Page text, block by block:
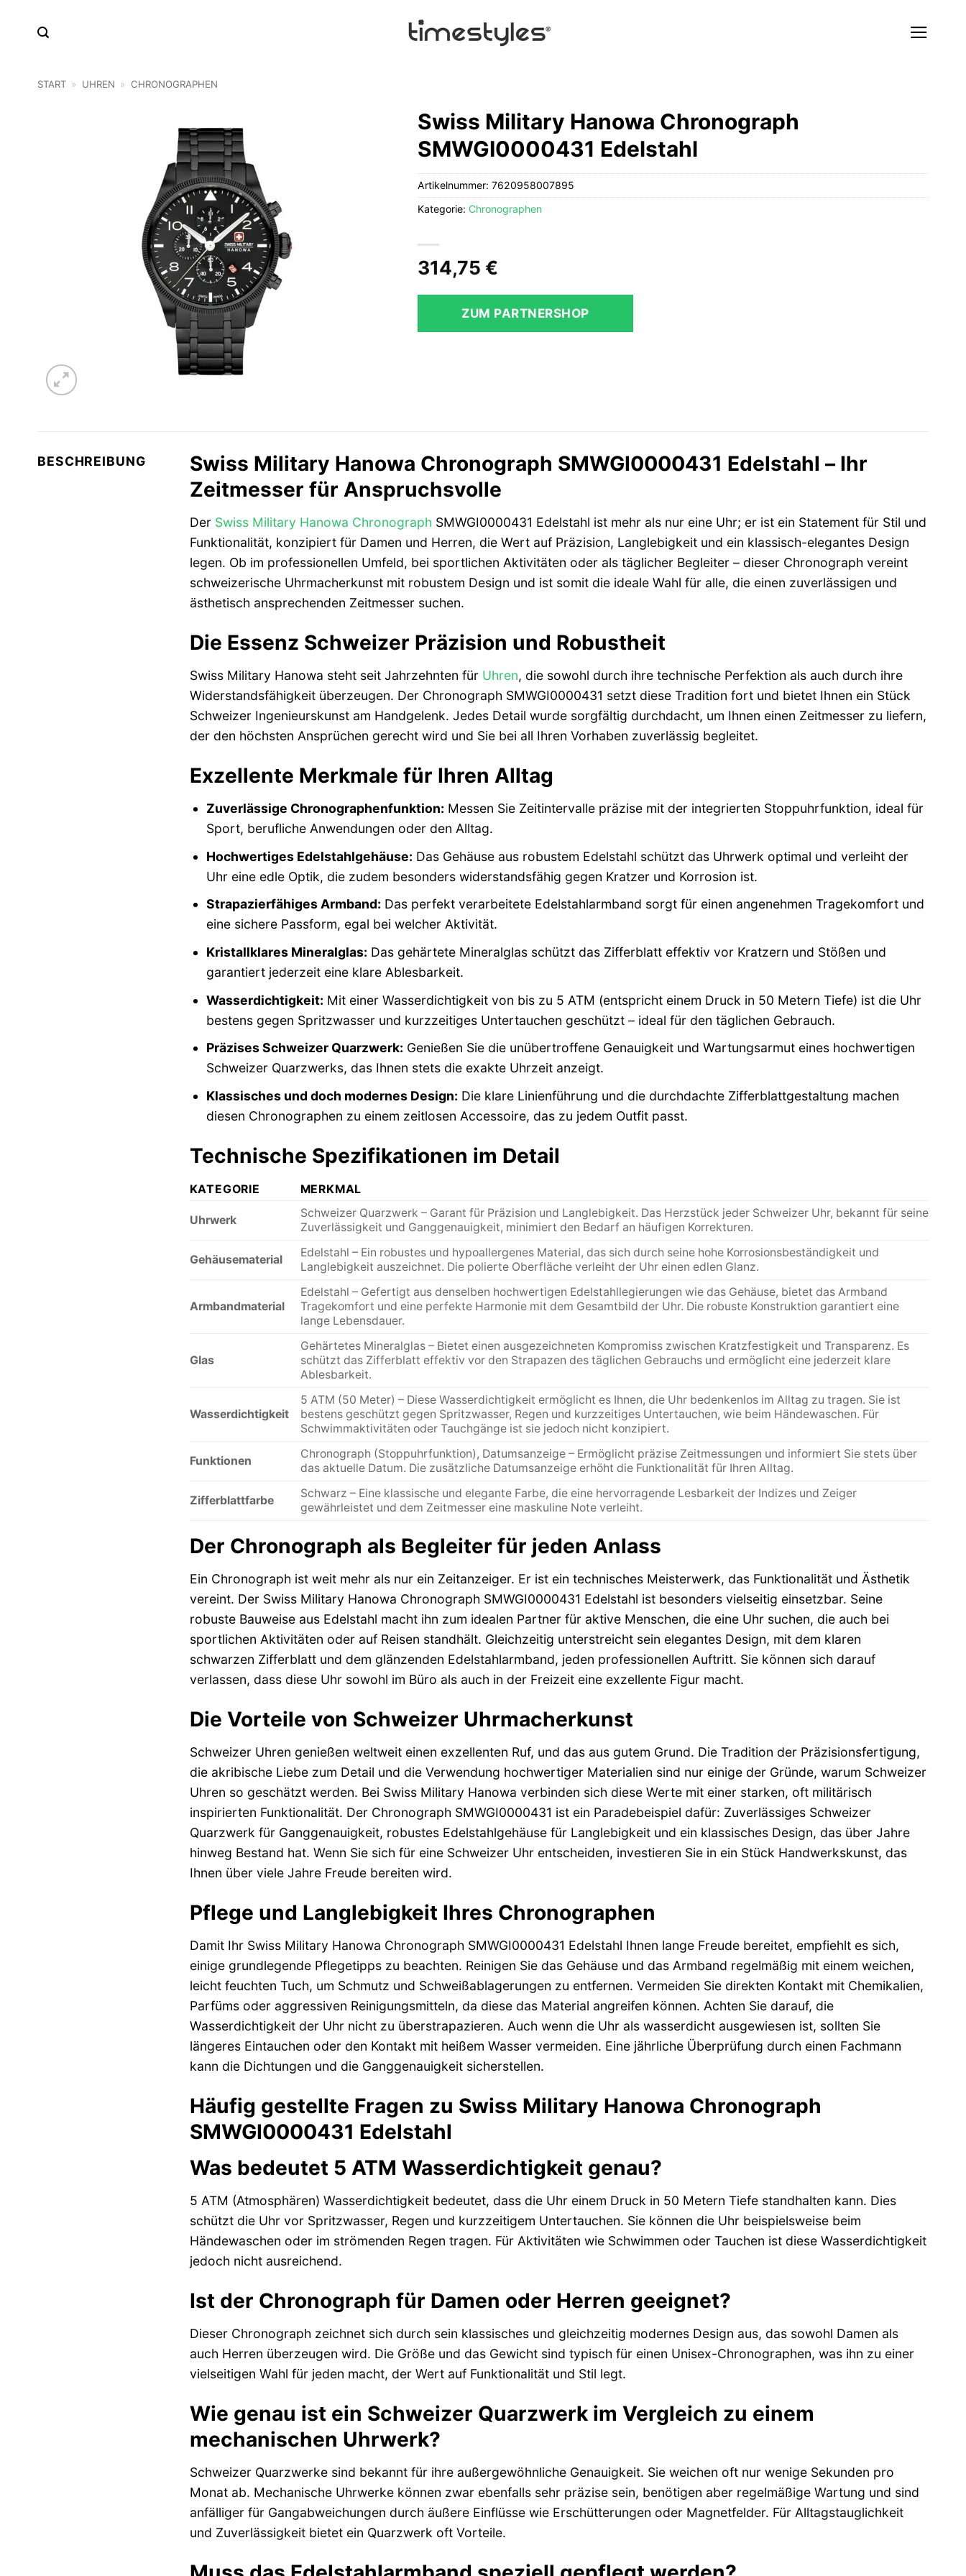
START » UHREN » CHRONOGRAPHEN
Swiss Military Hanowa Chronograph
SMWGI0000431 Edelstahl
314,75 €
ZUM PARTNERSHOP
Artikelnummer:7620958007895
Kategorie:Chronographen
BESCHREIBUNG
Swiss Military Hanowa Chronograph SMWGI0000431 Edelstahl – Ihr
Zeitmesser für Anspruchsvolle
Der Swiss Military Hanowa Chronograph SMWGI0000431 Edelstahl ist mehr als nur eine Uhr; er ist ein Statement für Stil und
Funktionalität, konzipiert für Damen und Herren, die Wert auf Präzision, Langlebigkeit und ein klassisch-elegantes Design
legen. Ob im professionellen Umfeld, bei sportlichen Aktivitäten oder als täglicher Begleiter – dieser Chronograph vereint
schweizerische Uhrmacherkunst mit robustem Design und ist somit die ideale Wahl für alle, die einen zuverlässigen und
ästhetisch ansprechenden Zeitmesser suchen.
Die Essenz Schweizer Präzision und Robustheit
Swiss Military Hanowa steht seit Jahrzehnten für Uhren, die sowohl durch ihre technische Perfektion als auch durch ihre
Widerstandsfähigkeit überzeugen. Der Chronograph SMWGI0000431 setzt diese Tradition fort und bietet Ihnen ein Stück
Schweizer Ingenieurskunst am Handgelenk. Jedes Detail wurde sorgfältig durchdacht, um Ihnen einen Zeitmesser zu liefern,
der den höchsten Ansprüchen gerecht wird und Sie bei all Ihren Vorhaben zuverlässig begleitet.
Exzellente Merkmale für Ihren Alltag
Zuverlässige Chronographenfunktion: Messen Sie Zeitintervalle präzise mit der integrierten Stoppuhrfunktion, ideal für
Sport, berufliche Anwendungen oder den Alltag.
Hochwertiges Edelstahlgehäuse: Das Gehäuse aus robustem Edelstahl schützt das Uhrwerk optimal und verleiht der
Uhr eine edle Optik, die zudem besonders widerstandsfähig gegen Kratzer und Korrosion ist.
Strapazierfähiges Armband: Das perfekt verarbeitete Edelstahlarmband sorgt für einen angenehmen Tragekomfort und
eine sichere Passform, egal bei welcher Aktivität.
Kristallklares Mineralglas: Das gehärtete Mineralglas schützt das Zifferblatt effektiv vor Kratzern und Stößen und
garantiert jederzeit eine klare Ablesbarkeit.
Wasserdichtigkeit: Mit einer Wasserdichtigkeit von bis zu 5 ATM (entspricht einem Druck in 50 Metern Tiefe) ist die Uhr
bestens gegen Spritzwasser und kurzzeitiges Untertauchen geschützt – ideal für den täglichen Gebrauch.
Präzises Schweizer Quarzwerk: Genießen Sie die unübertroffene Genauigkeit und Wartungsarmut eines hochwertigen
Schweizer Quarzwerks, das Ihnen stets die exakte Uhrzeit anzeigt.
Klassisches und doch modernes Design: Die klare Linienführung und die durchdachte Zifferblattgestaltung machen
diesen Chronographen zu einem zeitlosen Accessoire, das zu jedem Outfit passt.
Technische Spezifikationen im Detail
KATEGORIE MERKMAL
Uhrwerk
Schweizer Quarzwerk – Garant für Präzision und Langlebigkeit. Das Herzstück jeder Schweizer Uhr, bekannt für seine
Zuverlässigkeit und Ganggenauigkeit, minimiert den Bedarf an häufigen Korrekturen.
Gehäusematerial
Edelstahl – Ein robustes und hypoallergenes Material, das sich durch seine hohe Korrosionsbeständigkeit und
Langlebigkeit auszeichnet. Die polierte Oberfläche verleiht der Uhr einen edlen Glanz.
Armbandmaterial
Edelstahl – Gefertigt aus denselben hochwertigen Edelstahllegierungen wie das Gehäuse, bietet das Armband
Tragekomfort und eine perfekte Harmonie mit dem Gesamtbild der Uhr. Die robuste Konstruktion garantiert eine
lange Lebensdauer.
Glas
Gehärtetes Mineralglas – Bietet einen ausgezeichneten Kompromiss zwischen Kratzfestigkeit und Transparenz. Es
schützt das Zifferblatt effektiv vor den Strapazen des täglichen Gebrauchs und ermöglicht eine jederzeit klare
Ablesbarkeit.
Wasserdichtigkeit
5 ATM (50 Meter) – Diese Wasserdichtigkeit ermöglicht es Ihnen, die Uhr bedenkenlos im Alltag zu tragen. Sie ist
bestens geschützt gegen Spritzwasser, Regen und kurzzeitiges Untertauchen, wie beim Händewaschen. Für
Schwimmaktivitäten oder Tauchgänge ist sie jedoch nicht konzipiert.
Funktionen
Chronograph (Stoppuhrfunktion), Datumsanzeige – Ermöglicht präzise Zeitmessungen und informiert Sie stets über
das aktuelle Datum. Die zusätzliche Datumsanzeige erhöht die Funktionalität für Ihren Alltag.
Zifferblattfarbe
Schwarz – Eine klassische und elegante Farbe, die eine hervorragende Lesbarkeit der Indizes und Zeiger
gewährleistet und dem Zeitmesser eine maskuline Note verleiht.
Der Chronograph als Begleiter für jeden Anlass
Ein Chronograph ist weit mehr als nur ein Zeitanzeiger. Er ist ein technisches Meisterwerk, das Funktionalität und Ästhetik
vereint. Der Swiss Military Hanowa Chronograph SMWGI0000431 Edelstahl ist besonders vielseitig einsetzbar. Seine
robuste Bauweise aus Edelstahl macht ihn zum idealen Partner für aktive Menschen, die eine Uhr suchen, die auch bei
sportlichen Aktivitäten oder auf Reisen standhält. Gleichzeitig unterstreicht sein elegantes Design, mit dem klaren
schwarzen Zifferblatt und dem glänzenden Edelstahlarmband, jeden professionellen Auftritt. Sie können sich darauf
verlassen, dass diese Uhr sowohl im Büro als auch in der Freizeit eine exzellente Figur macht.
Die Vorteile von Schweizer Uhrmacherkunst
Schweizer Uhren genießen weltweit einen exzellenten Ruf, und das aus gutem Grund. Die Tradition der Präzisionsfertigung,
die akribische Liebe zum Detail und die Verwendung hochwertiger Materialien sind nur einige der Gründe, warum Schweizer
Uhren so geschätzt werden. Bei Swiss Military Hanowa verbinden sich diese Werte mit einer starken, oft militärisch
inspirierten Funktionalität. Der Chronograph SMWGI0000431 ist ein Paradebeispiel dafür: Zuverlässiges Schweizer
Quarzwerk für Ganggenauigkeit, robustes Edelstahlgehäuse für Langlebigkeit und ein klassisches Design, das über Jahre
hinweg Bestand hat. Wenn Sie sich für eine Schweizer Uhr entscheiden, investieren Sie in ein Stück Handwerkskunst, das
Ihnen über viele Jahre Freude bereiten wird.
Pflege und Langlebigkeit Ihres Chronographen
Damit Ihr Swiss Military Hanowa Chronograph SMWGI0000431 Edelstahl Ihnen lange Freude bereitet, empfiehlt es sich,
einige grundlegende Pflegetipps zu beachten. Reinigen Sie das Gehäuse und das Armband regelmäßig mit einem weichen,
leicht feuchten Tuch, um Schmutz und Schweißablagerungen zu entfernen. Vermeiden Sie direkten Kontakt mit Chemikalien,
Parfüms oder aggressiven Reinigungsmitteln, da diese das Material angreifen können. Achten Sie darauf, die
Wasserdichtigkeit der Uhr nicht zu überstrapazieren. Auch wenn die Uhr als wasserdicht ausgewiesen ist, sollten Sie
längeres Eintauchen oder den Kontakt mit heißem Wasser vermeiden. Eine jährliche Überprüfung durch einen Fachmann
kann die Dichtungen und die Ganggenauigkeit sicherstellen.
Häufig gestellte Fragen zu Swiss Military Hanowa Chronograph
SMWGI0000431 Edelstahl
Was bedeutet 5 ATM Wasserdichtigkeit genau?
5 ATM (Atmosphären) Wasserdichtigkeit bedeutet, dass die Uhr einem Druck in 50 Metern Tiefe standhalten kann. Dies
schützt die Uhr vor Spritzwasser, Regen und kurzzeitigem Untertauchen. Sie können die Uhr beispielsweise beim
Händewaschen oder im strömenden Regen tragen. Für Aktivitäten wie Schwimmen oder Tauchen ist diese Wasserdichtigkeit
jedoch nicht ausreichend.
Ist der Chronograph für Damen oder Herren geeignet?
Dieser Chronograph zeichnet sich durch sein klassisches und gleichzeitig modernes Design aus, das sowohl Damen als
auch Herren überzeugen wird. Die Größe und das Gewicht sind typisch für einen Unisex-Chronographen, was ihn zu einer
vielseitigen Wahl für jeden macht, der Wert auf Funktionalität und Stil legt.
Wie genau ist ein Schweizer Quarzwerk im Vergleich zu einem
mechanischen Uhrwerk?
Schweizer Quarzwerke sind bekannt für ihre außergewöhnliche Genauigkeit. Sie weichen oft nur wenige Sekunden pro
Monat ab. Mechanische Uhrwerke können zwar ebenfalls sehr präzise sein, benötigen aber regelmäßige Wartung und sind
anfälliger für Gangabweichungen durch äußere Einflüsse wie Erschütterungen oder Magnetfelder. Für Alltagstauglichkeit
und Zuverlässigkeit bietet ein Quarzwerk oft Vorteile.